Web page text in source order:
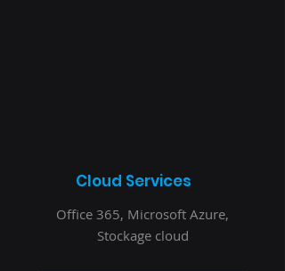
Cloud Services
Office 365, Microsoft Azure,
Stockage cloud